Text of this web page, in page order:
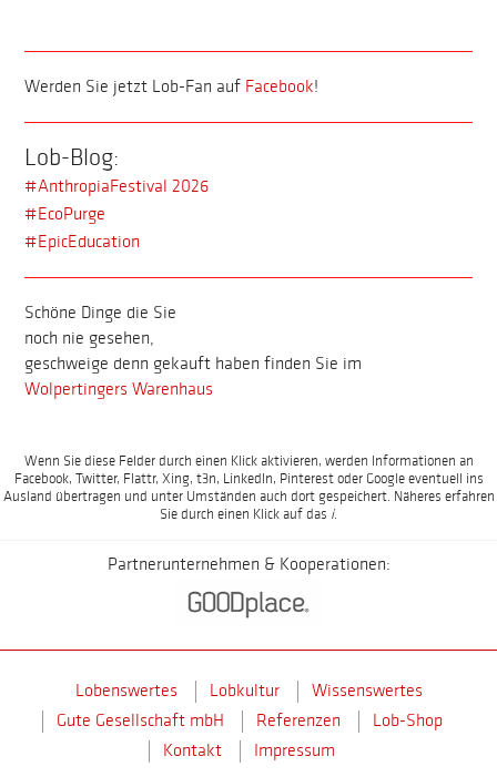
Werden Sie jetzt Lob-Fan auf Facebook!
Lob-Blog:
#AnthropiaFestival 2026
#EcoPurge
#EpicEducation
Schöne Dinge die Sie
noch nie gesehen,
geschweige denn gekauft haben finden Sie im
Wolpertingers Warenhaus
Wenn Sie diese Felder durch einen Klick aktivieren, werden Informationen an
Facebook, Twitter, Flattr, Xing, t3n, LinkedIn, Pinterest oder Google eventuell ins
Ausland übertragen und unter Umständen auch dort gespeichert. Näheres erfahren
Sie durch einen Klick auf das i.
Partnerunternehmen & Kooperationen:
Lobenswertes Lobkultur
Wissenswertes
Gute Gesellschaft mbH
Referenzen
Lob-Shop
Kontakt
Impressum